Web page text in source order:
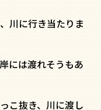
川に行き当たりま
には渡れそうもあ
こ抜き、川に渡し